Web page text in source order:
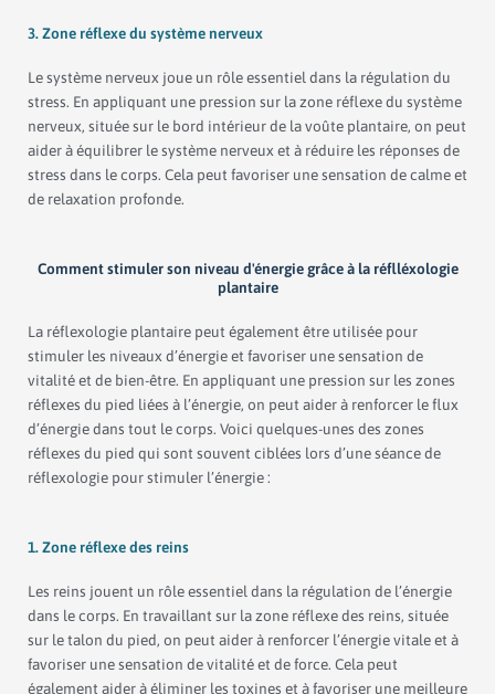
3. Zone réflexe du système nerveux
Le système nerveux joue un rôle essentiel dans la régulation du
stress. En appliquant une pression sur la zone réflexe du système
nerveux, située sur le bord intérieur de la voûte plantaire, on peut
aider à équilibrer le système nerveux et à réduire les réponses de
stress dans le corps. Cela peut favoriser une sensation de calme et
de relaxation profonde.
Comment stimuler son niveau d'énergie grâce à la réflléxologie
plantaire
La réflexologie plantaire peut également être utilisée pour
stimuler les niveaux d’énergie et favoriser une sensation de
vitalité et de bien-être. En appliquant une pression sur les zones
réflexes du pied liées à l’énergie, on peut aider à renforcer le flux
d’énergie dans tout le corps. Voici quelques-unes des zones
réflexes du pied qui sont souvent ciblées lors d’une séance de
réflexologie pour stimuler l’énergie :
1. Zone réflexe des reins
Les reins jouent un rôle essentiel dans la régulation de l’énergie
dans le corps. En travaillant sur la zone réflexe des reins, située
sur le talon du pied, on peut aider à renforcer l’énergie vitale et à
favoriser une sensation de vitalité et de force. Cela peut
également aider à éliminer les toxines et à favoriser une meilleure